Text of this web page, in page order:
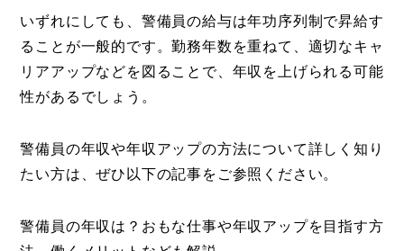
いずれにしても、警備員の給与は年功序列制で昇給す
ることが一般的です。勤務年数を重ねて、適切なキャ
リアアップなどを図ることで、年収を上げられる可能
性があるでしょう。
警備員の年収や年収アップの方法について詳しく知り
たい方は、ぜひ以下の記事をご参照ください。
警備員の年収は？おもな仕事や年収アップを目指す方